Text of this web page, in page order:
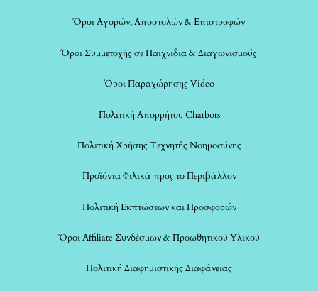
Όροι Αγορών, Αποστολών & Επιστροφών
Όροι Συμμετοχής σε Παιχνίδια & Διαγωνισμούς
Όροι Παραχώρησης Video
Πολιτική Απορρήτου Chatbots
Πολιτική Χρήσης Τεχνητής Νοημοσύνης
Προϊόντα Φιλικά προς το Περιβάλλον
Πολιτική Εκπτώσεων και Προσφορών
Όροι Affiliate Συνδέσμων & Προωθητικού Υλικού
Πολιτική Διαφημιστικής Διαφάνειας